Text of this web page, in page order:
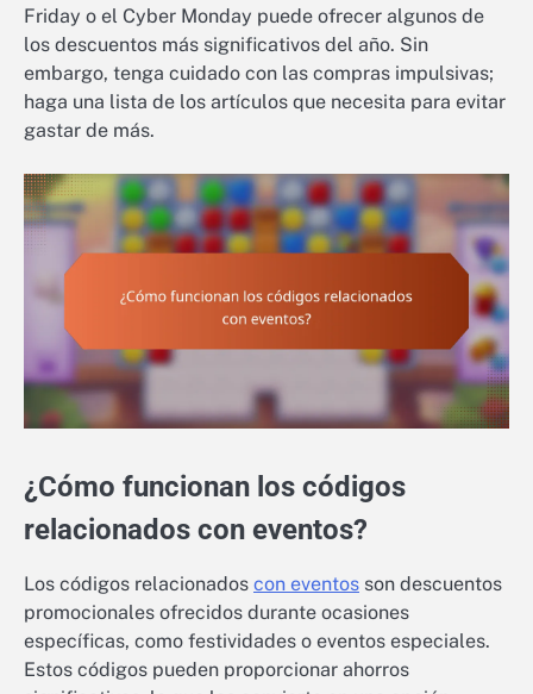
Friday o el Cyber Monday puede ofrecer algunos de
los descuentos más significativos del año. Sin
embargo, tenga cuidado con las compras impulsivas;
haga una lista de los artículos que necesita para evitar
gastar de más.
¿Cómo funcionan los códigos
relacionados con eventos?
Los códigos relacionados con eventos son descuentos
promocionales ofrecidos durante ocasiones
específicas, como festividades o eventos especiales.
Estos códigos pueden proporcionar ahorros